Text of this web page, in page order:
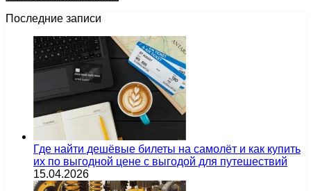
Последние записи
Где найти дешёвые билеты на самолёт и как купить
их по выгодной цене с выгодой для путешествий
15.04.2026